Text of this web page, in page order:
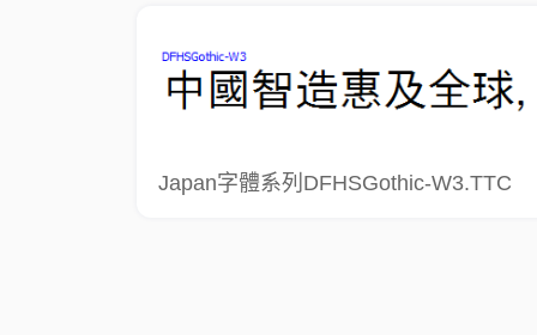
Japan字體系列DFHSGothic-W3.TTC